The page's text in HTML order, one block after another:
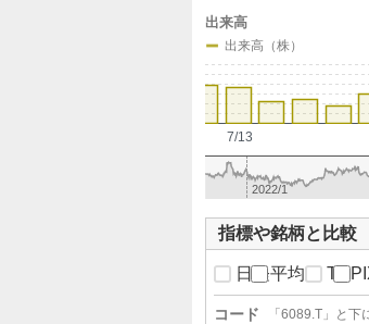
7/13
出来高
出来高（株）
2022/1
指標や銘柄と比較
日経平均
コード 「 6089.T 」と下